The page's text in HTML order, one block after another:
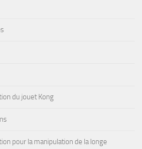
du jouet Kong
pour la manipulation de la longe